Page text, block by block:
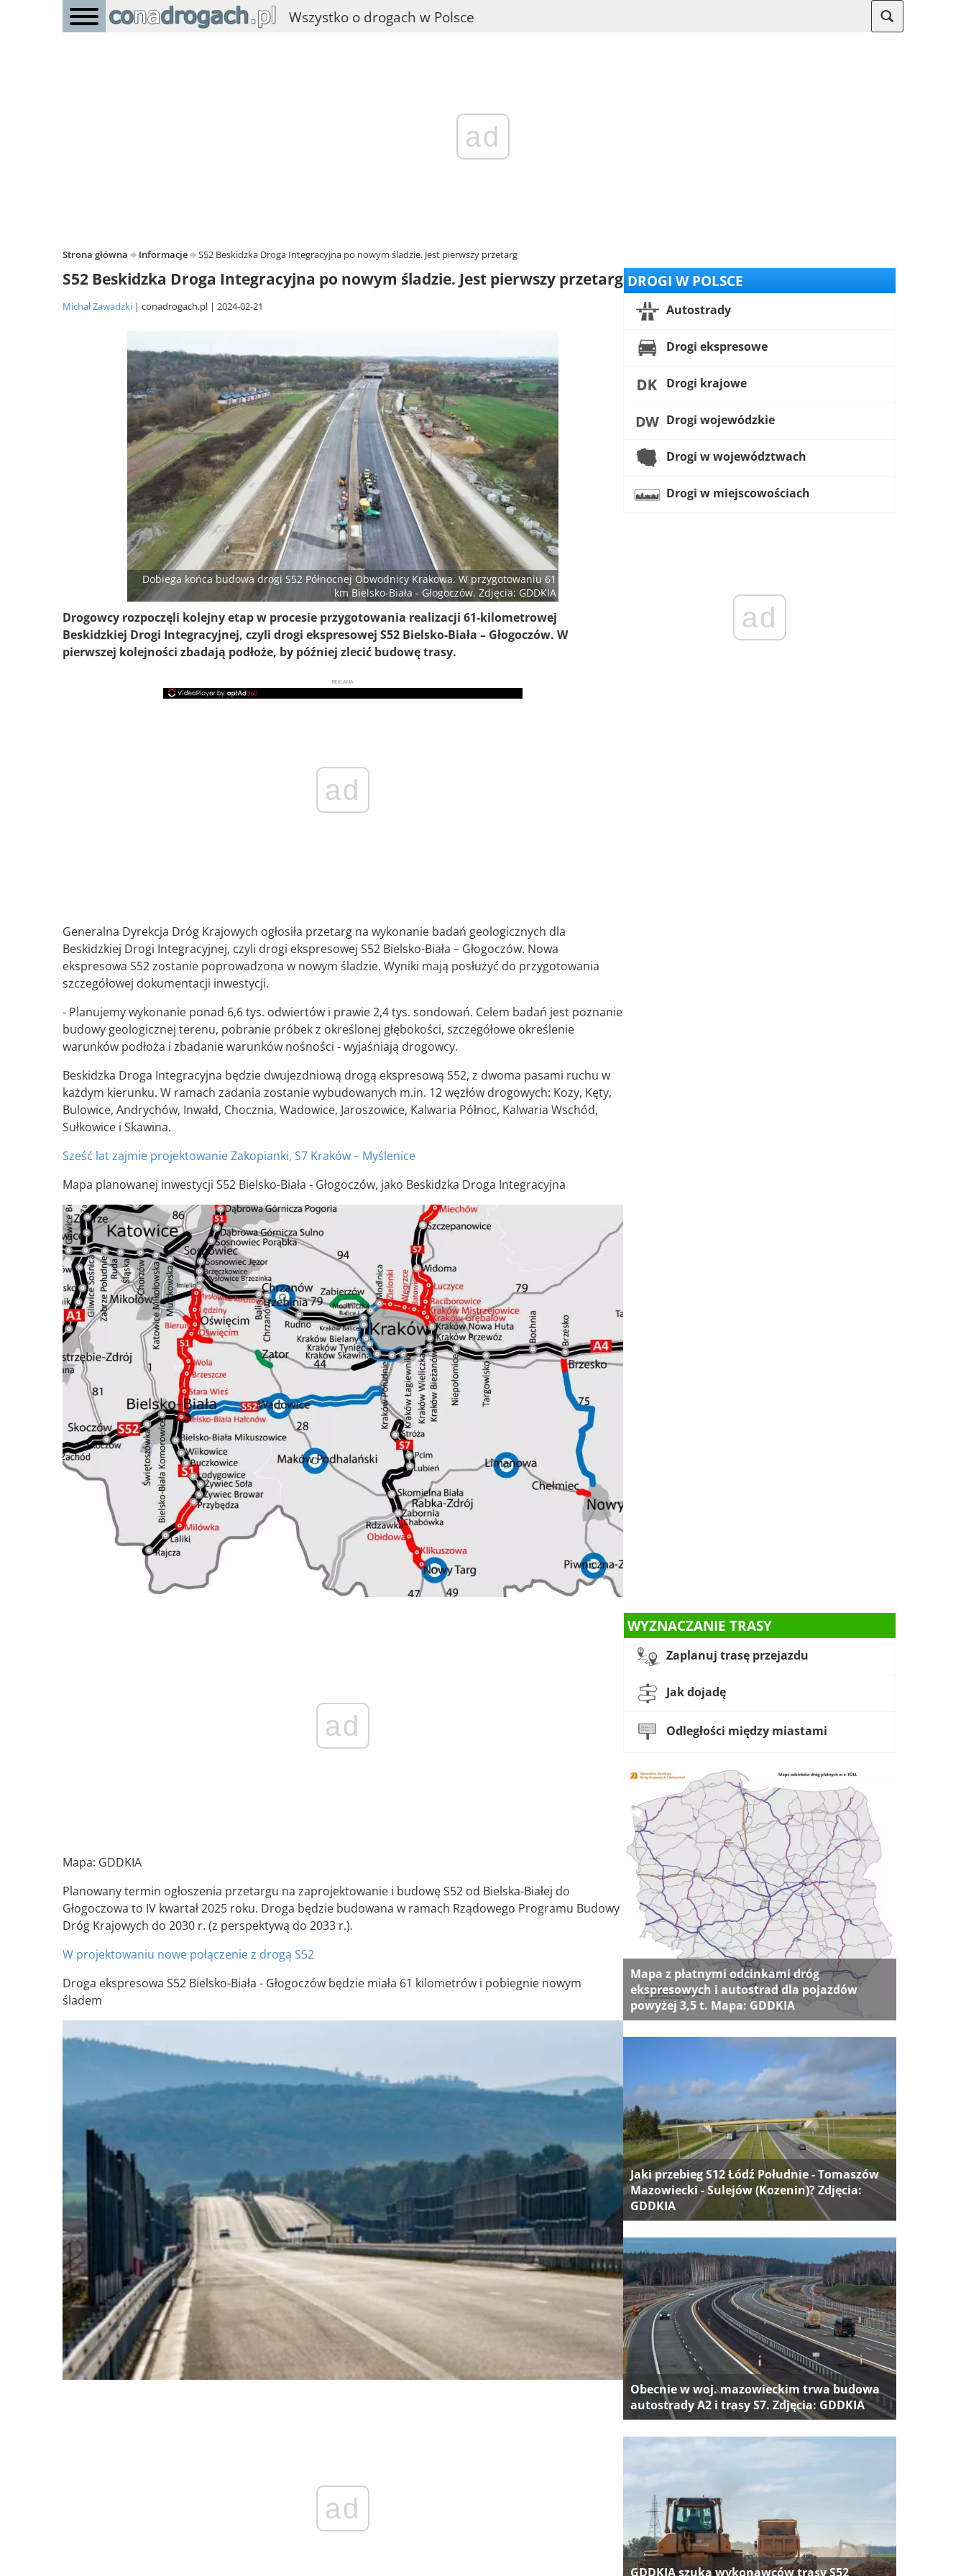
Wszystko o drogach w Polsce
ad
Strona główna Informacje S52 Beskidzka Droga Integracyjna po nowym śladzie. Jest pierwszy przetarg
S52 Beskidzka Droga Integracyjna po nowym śladzie. Jest pierwszy przetarg
Michał Zawadzki conadrogach.pl 2024-02-21
Dobiega końca budowa drogi S52 Północnej Obwodnicy Krakowa. W przygotowaniu 61
km Bielsko-Biała - Głogoczów. Zdjęcia: GDDKIA
Drogowcy rozpoczęli kolejny etap w procesie przygotowania realizacji 61-kilometrowej
Beskidzkiej Drogi Integracyjnej, czyli drogi ekspresowej S52 Bielsko-Biała – Głogoczów. W
pierwszej kolejności zbadają podłoże, by później zlecić budowę trasy.
REKLAMA
ad
Generalna Dyrekcja Dróg Krajowych ogłosiła przetarg na wykonanie badań geologicznych dla
Beskidzkiej Drogi Integracyjnej, czyli drogi ekspresowej S52 Bielsko-Biała – Głogoczów. Nowa
ekspresowa S52 zostanie poprowadzona w nowym śladzie. Wyniki mają posłużyć do przygotowania
szczegółowej dokumentacji inwestycji.
- Planujemy wykonanie ponad 6,6 tys. odwiertów i prawie 2,4 tys. sondowań. Celem badań jest poznanie
budowy geologicznej terenu, pobranie próbek z określonej głębokości, szczegółowe określenie
warunków podłoża i zbadanie warunków nośności - wyjaśniają drogowcy.
Beskidzka Droga Integracyjna będzie dwujezdniową drogą ekspresową S52, z dwoma pasami ruchu w
każdym kierunku. W ramach zadania zostanie wybudowanych m.in. 12 węzłów drogowych: Kozy, Kęty,
Bulowice, Andrychów, Inwałd, Chocznia, Wadowice, Jaroszowice, Kalwaria Północ, Kalwaria Wschód,
Sułkowice i Skawina.
Sześć lat zajmie projektowanie Zakopianki, S7 Kraków – Myślenice
Mapa planowanej inwestycji S52 Bielsko-Biała - Głogoczów, jako Beskidzka Droga Integracyjna
ad
Mapa: GDDKIA
Planowany termin ogłoszenia przetargu na zaprojektowanie i budowę S52 od Bielska-Białej do
Głogoczowa to IV kwartał 2025 roku. Droga będzie budowana w ramach Rządowego Programu Budowy
Dróg Krajowych do 2030 r. (z perspektywą do 2033 r.).
W projektowaniu nowe połączenie z drogą S52
Droga ekspresowa S52 Bielsko-Biała - Głogoczów będzie miała 61 kilometrów i pobiegnie nowym
śladem
ad
DROGI W POLSCE
Autostrady
Drogi ekspresowe
Drogi krajowe
Drogi wojewódzkie
Drogi w województwach
Drogi w miejscowościach
ad
WYZNACZANIE TRASY
Zaplanuj trasę przejazdu
Jak dojadę
Odległości między miastami
Mapa z płatnymi odcinkami dróg
ekspresowych i autostrad dla pojazdów
powyżej 3,5 t. Mapa: GDDKIA
Jaki przebieg S12 Łódź Południe - Tomaszów
Mazowiecki - Sulejów (Kozenin)? Zdjęcia:
GDDKIA
Obecnie w woj. mazowieckim trwa budowa
autostrady A2 i trasy S7. Zdjęcia: GDDKIA
GDDKIA szuka wykonawców trasy S52